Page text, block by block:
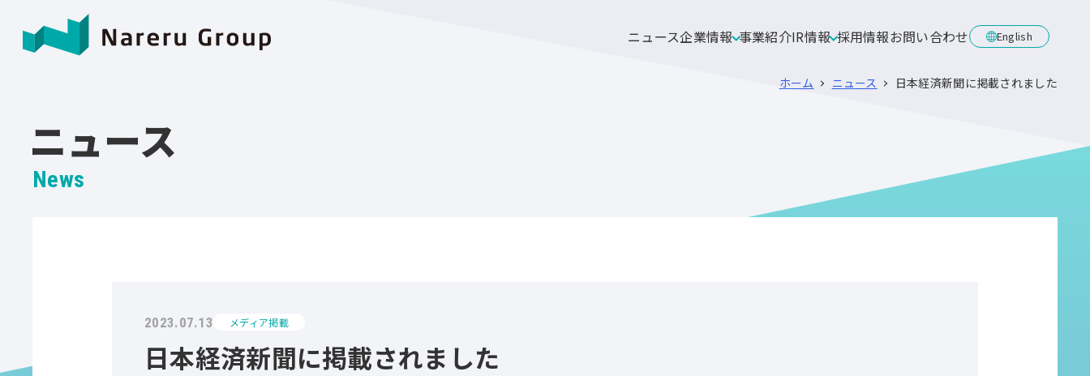
ニュース企業情報 事業紹介IR情報 採用情報お問い合わせ English
ホーム ニュース 日本経済新聞に掲載されました
ニュース
News
2023.07.13 メディア掲載
日本経済新聞に掲載されました